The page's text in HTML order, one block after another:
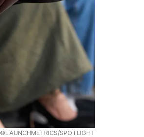
©LAUNCHMETRICS/SPOTLIGHT